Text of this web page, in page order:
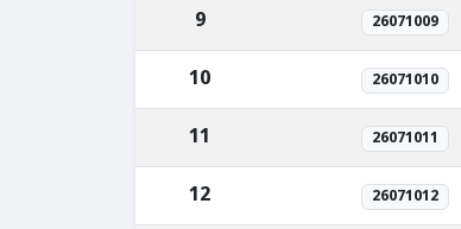
9 26071009
10 26071010
11 26071011
12 26071012